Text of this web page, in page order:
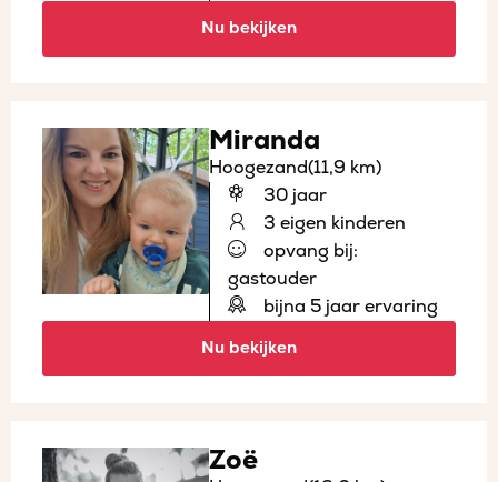
Nu bekijken
Miranda
Hoogezand(11,9 km)
30 jaar
3 eigen kinderen
opvang bij:
gastouder
bijna 5 jaar ervaring
Nu bekijken
Zoë